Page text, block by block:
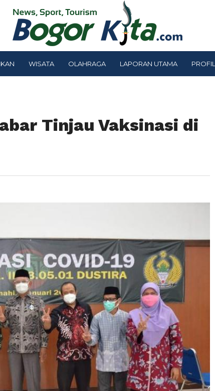
WISATA OLAHRAGA LAPORAN UTAMA PROFIL
Tinjau Vaksinasi di